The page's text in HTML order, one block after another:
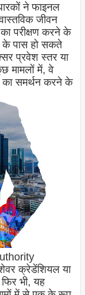
ने फाइनल
जीवन
का परीक्षण करने के
के पास हो सकते
प्रवेश स्तर या
मामलों में, वे
का समर्थन करने के
क्रेडेंशियल या
भी, यह